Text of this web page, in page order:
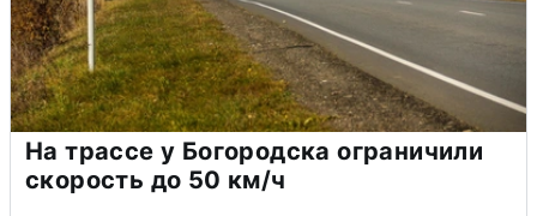
На трассе у Богородска ограничили
скорость до 50 км/ч